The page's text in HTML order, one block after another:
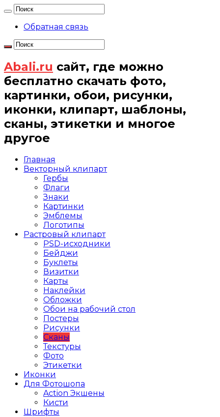
Обратная связь
Abali.ru сайт, где можно
бесплатно скачать фото,
картинки, обои, рисунки,
иконки, клипарт, шаблоны,
сканы, этикетки и многое
другое
Главная
Векторный клипарт
Гербы
Флаги
Знаки
Картинки
Эмблемы
Логотипы
Растровый клипарт
PSD-исходники
Бейджи
Буклеты
Визитки
Карты
Наклейки
Обложки
Обои на рабочий стол
Постеры
Рисунки
Сканы
Текстуры
Фото
Этикетки
Иконки
Для Фотошопа
Action Экшены
Кисти
Шрифты